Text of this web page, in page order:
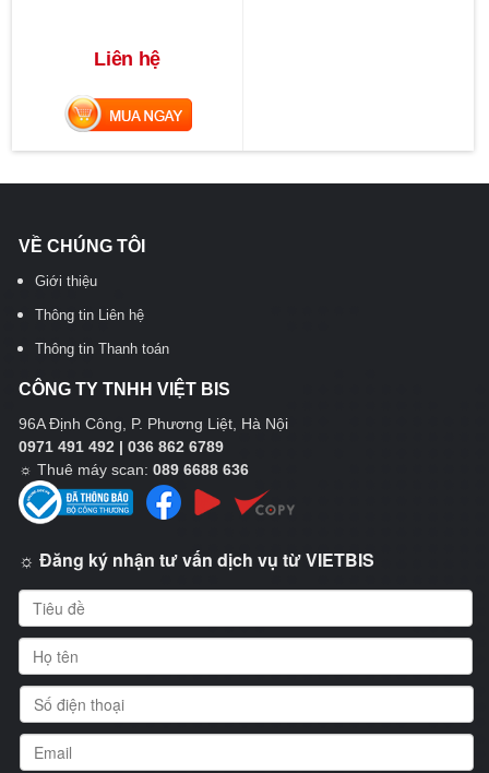
Liên hệ
MUA NGAY
VỀ CHÚNG TÔI
Giới thiệu
Thông tin Liên hệ
Thông tin Thanh toán
CÔNG TY TNHH VIỆT BIS
96A Định Công, P. Phương Liệt, Hà Nội
0971 491 492 | 036 862 6789
☼ Thuê máy scan: 089 6688 636
☼ Đăng ký nhận tư vấn dịch vụ từ VIETBIS